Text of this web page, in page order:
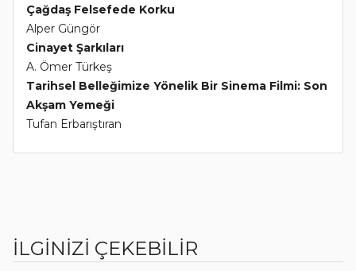
Çağdaş Felsefede Korku
Alper Güngör
Cinayet Şarkıları
A. Ömer Türkeş
Tarihsel Belleğimize Yönelik Bir Sinema Filmi: Son
Akşam Yemeği
Tufan Erbarıştıran
İLGİNİZİ ÇEKEBİLİR